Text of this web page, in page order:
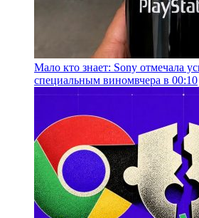
Мало кто знает: Sony отмечала
специальным виномвчера в 00:10